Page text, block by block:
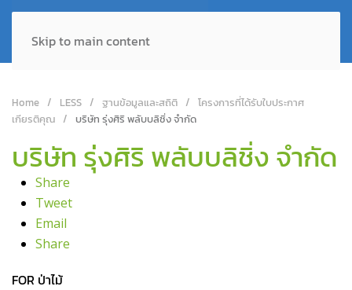
Skip to main content
Home LESS ฐานข้อมูลและสถิติ
โครงการที่ได้รับใบประกาศ
เกียรติคุณ
บริษัท รุ่งศิริ พลับบลิชิ่ง จำกัด
บริษัท รุ่งศิริ พลับบลิชิ่ง จำกัด
Share
Tweet
Email
Share
FOR ป่าไม้